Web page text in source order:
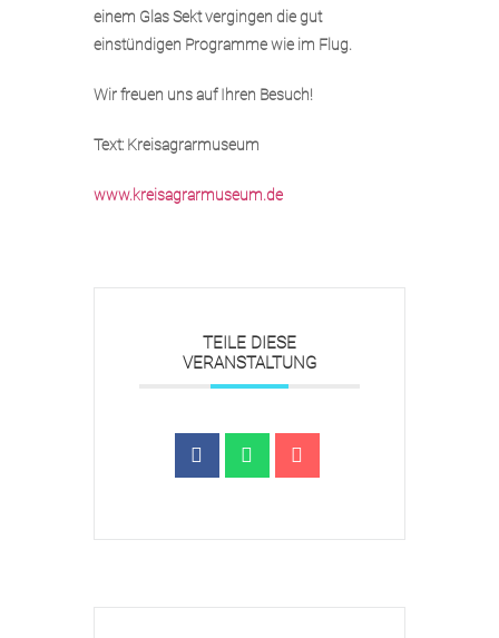
einem Glas Sekt vergingen die gut
einstündigen Programme wie im Flug.
Wir freuen uns auf Ihren Besuch!
Text: Kreisagrarmuseum
www.kreisagrarmuseum.de
TEILE DIESE
VERANSTALTUNG